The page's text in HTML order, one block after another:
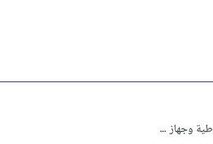
بودكاست تيار المستقبل السوري (49): المؤسسات العسكرية والشُرطية وجهاز الأمن والمخابرات من منظور التيار (3)